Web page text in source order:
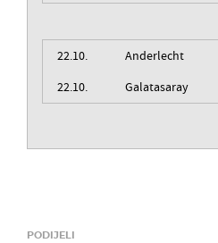
22.10. Anderlecht
22.10.
Galatasaray
PODIJELI